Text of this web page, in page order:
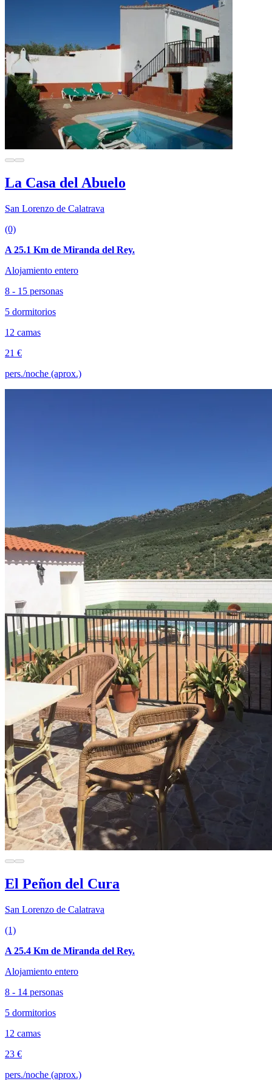
La Casa del Abuelo
San Lorenzo de Calatrava
(0)
A 25.1 Km de Miranda del Rey.
Alojamiento entero
8 - 15 personas
5 dormitorios
12 camas
21 €
pers./noche (aprox.)
El Peñon del Cura
San Lorenzo de Calatrava
(1)
A 25.4 Km de Miranda del Rey.
Alojamiento entero
8 - 14 personas
5 dormitorios
12 camas
23 €
pers./noche (aprox.)